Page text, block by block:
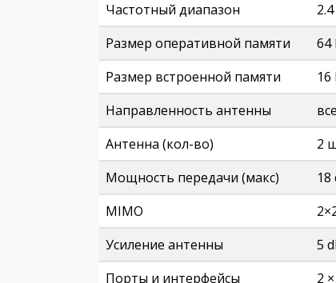
Частотный диапазон
Размер оперативной памяти
64
Размер встроенной памяти
16
Направленность антенны
Антенна (кол-во)
2
Мощность передачи (макс)
18
MIMO
Усиление антенны
5
Порты и интерфейсы
2